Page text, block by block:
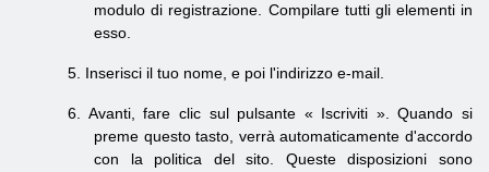
modulo di registrazione. Compilare tutti gli elementi in
esso.
5. Inserisci il tuo nome, e poi l'indirizzo e-mail.
6. Avanti, fare clic sul pulsante « Iscriviti ». Quando si
preme questo tasto, verrà automaticamente d'accordo
con la politica del sito. Queste disposizioni sono